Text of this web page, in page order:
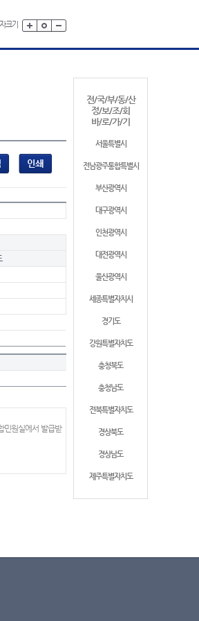
크기
전/국/부/동/산
정/보/조/회
바/로/가/기
서울특별시
전남광주통합특별시
부산광역시
대구광역시
인천광역시
대전광역시
울산광역시
세종특별자치시
경기도
강원특별자치도
충청북도
충청남도
전북특별자치도
경상북도
경상남도
제주특별자치도
민원실에서 발급받